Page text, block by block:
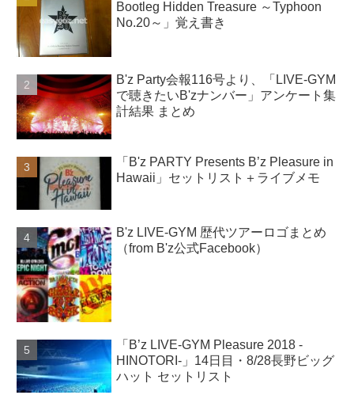
Bootleg Hidden Treasure ～Typhoon
No.20～」覚え書き
B'z Party会報116号より、「LIVE-GYM
で聴きたいB'zナンバー」アンケート集
計結果 まとめ
「B'z PARTY Presents B’z Pleasure in
Hawaii」セットリスト＋ライブメモ
B'z LIVE-GYM 歴代ツアーロゴまとめ
（from B'z公式Facebook）
「B’z LIVE-GYM Pleasure 2018 -
HINOTORI-」14日目・8/28長野ビッグ
ハット セットリスト